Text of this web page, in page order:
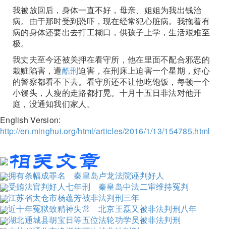
我被放回后，身体一直不好，母亲、姐姐为我出钱治
病。由于那时受到恐吓，现在经常犯心脏病。我拖着有
病的身体还要出去打工糊口，供孩子上学，生活艰难至
极。
我丈夫至今还被关押在看守所，他在里面不配合邪恶的
栽赃陷害，遭酷刑迫害，在刑床上迫害一个星期，好心
的警察都看不下去。看守所还不让他吃饱饭，每顿一个
小馒头，人瘦的走路都打晃。十月十五日非法对他开
庭，没通知我们家人。
English Version:
http://en.minghui.org/html/articles/2016/1/13/154785.html
拥有条幅成罪名 秦皇岛卢龙法院诬判好人
受贿法官判好人七年刑 秦皇岛中法二审维持冤判
江苏省太仓市杨蕴芳被非法判刑三年
近十年冤狱致精神失常 北京王磊又被非法判刑八年
湖北通城县胡宝日等五位法轮功学员被非法判刑